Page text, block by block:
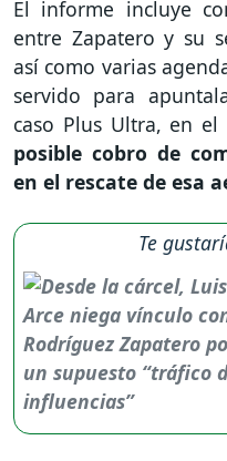
El informe incluye
entre Zapatero y su
así como varias
servido para
caso Plus Ultra, en el
posible cobro de
en el rescate de esa
Te